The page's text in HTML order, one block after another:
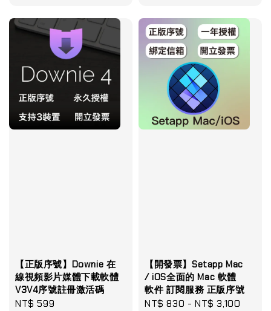
【正版序號】Downie 在
線視頻影片媒體下載軟體
V3V4序號註冊激活碼
Regular
NT$ 599
【開發票】Setapp Mac
/ iOS全面的 Mac 軟體
軟件 訂閱服務 正版序號
Regular
NT$ 830 -NT$ 3,100